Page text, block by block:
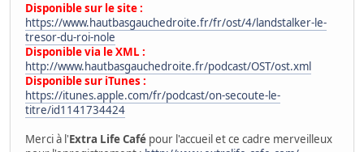
Disponible sur le site :
https://www.hautbasgauchedroite.fr/fr/ost/4/landstalker-le-
tresor-du-roi-nole
Disponible via le XML :
http://www.hautbasgauchedroite.fr/podcast/OST/ost.xml
Disponible sur iTunes :
https://itunes.apple.com/fr/podcast/on-secoute-le-
titre/id1141734424
Merci à l'Extra Life Café pour l'accueil et ce cadre merveilleux